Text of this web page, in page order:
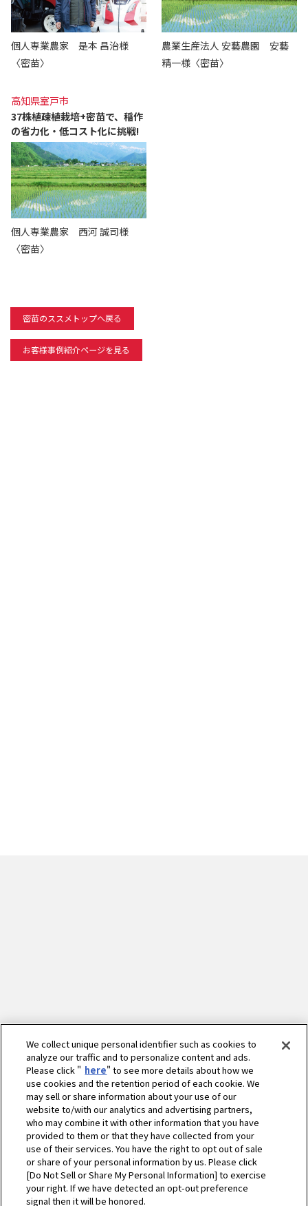
個人専業農家 是本 昌治様
〈密苗〉
農業生産法人 安藝農園 安藝
精一様〈密苗〉
高知県室戸市
37株植疎植栽培+密苗で、稲作
の省力化・低コスト化に挑戦!
個人専業農家 西河 誠司様
〈密苗〉
密苗のススメトップへ戻る
お客様事例紹介ページを見る
ホーム 農業 営農情報 営農PLUS
We collect unique personal identifier such as cookies to
analyze our traffic and to personalize content and ads.
Please click " here" to see more details about how we
use cookies and the retention period of each cookie. We
may sell or share information about your use of our
website to/with our analytics and advertising partners,
who may combine it with other information that you have
provided to them or that they have collected from your
use of their services. You have the right to opt out of sale
or share of your personal information by us. Please click
[Do Not Sell or Share My Personal Information] to exercise
your right. If we have detected an opt-out preference
signal then it will be honored.